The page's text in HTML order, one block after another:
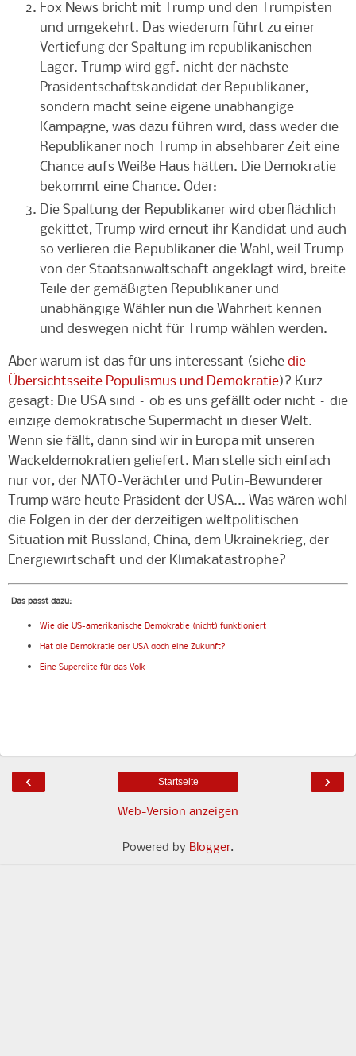
Fox News bricht mit Trump und den Trumpisten
und umgekehrt. Das wiederum führt zu einer
Vertiefung der Spaltung im republikanischen
Lager. Trump wird ggf. nicht der nächste
Präsidentschaftskandidat der Republikaner,
sondern macht seine eigene unabhängige
Kampagne, was dazu führen wird, dass weder die
Republikaner noch Trump in absehbarer Zeit eine
Chance aufs Weiße Haus hätten. Die Demokratie
bekommt eine Chance. Oder:
Die Spaltung der Republikaner wird oberflächlich
gekittet, Trump wird erneut ihr Kandidat und auch
so verlieren die Republikaner die Wahl, weil Trump
von der Staatsanwaltschaft angeklagt wird, breite
Teile der gemäßigten Republikaner und
unabhängige Wähler nun die Wahrheit kennen
und deswegen nicht für Trump wählen werden.
Aber warum ist das für uns interessant (siehe die
Übersichtsseite Populismus und Demokratie)? Kurz
gesagt: Die USA sind – ob es uns gefällt oder nicht – die
einzige demokratische Supermacht in dieser Welt.
Wenn sie fällt, dann sind wir in Europa mit unseren
Wackeldemokratien geliefert. Man stelle sich einfach
nur vor, der NATO-Verächter und Putin-Bewunderer
Trump wäre heute Präsident der USA... Was wären wohl
die Folgen in der der derzeitigen weltpolitischen
Situation mit Russland, China, dem Ukrainekrieg, der
Energiewirtschaft und der Klimakatastrophe?
Das passt dazu:
Wie die US-amerikanische Demokratie (nicht) funktioniert
Hat die Demokratie der USA doch eine Zukunft?
Eine Superelite für das Volk
‹ ›
Startseite
Web-Version anzeigen
Powered by Blogger.